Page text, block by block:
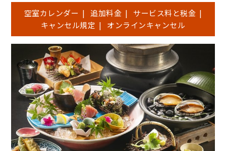
空室カレンダー | 追加料金 | サービス料と税金 |
キャンセル規定 | オンラインキャンセル